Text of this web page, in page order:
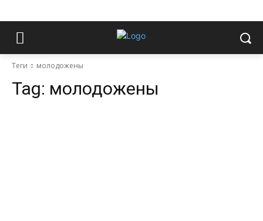
Теги молодожены
Tag: молодожены